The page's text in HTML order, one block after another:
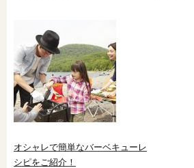
オシャレで簡単なバーベキューレ
シピをご紹介！